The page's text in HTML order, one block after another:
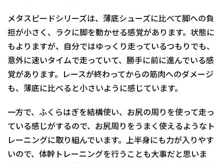
メタスピードシリーズは、薄底シューズに比べて脚への負
担が小さく、ラクに脚を動かせる感覚があります。状態に
もよりますが、自分ではゆっくり走っているつもりでも、
意外に速いタイムで走っていて、勝手に前に進んでいる感
覚があります。レースが終わってからの筋肉へのダメージ
も、薄底に比べると小さいように感じています。
一方で、ふくらはぎを結構使い、お尻の周りを使って走っ
ている感じがするので、お尻周りをうまく使えるようなト
レーニングに取り組んでいます。上半身にも力が入りやす
いので、体幹トレーニングを行うことも大事だと思いま